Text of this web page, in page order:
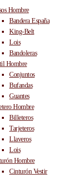
Hombre
Bandera España
King-Belt
Lois
Bandoleras
Hombre
Conjuntos
Bufandas
Guantes
Hombre
Billeteros
Tarjeteros
Llaveros
Lois
Hombre
Cinturón Vestir